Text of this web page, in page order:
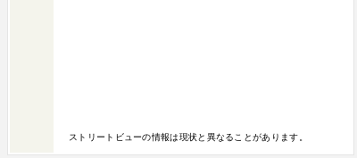
ストリートビューの情報は現状と異なることがあります。